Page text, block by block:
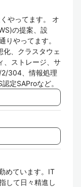
やってます。 オ
の提案、設
りやってます。
化、クラスタウェ
、ストレージ、サ
2/304、情報処理
定SAProなど。
めています。IT
して日々精進し